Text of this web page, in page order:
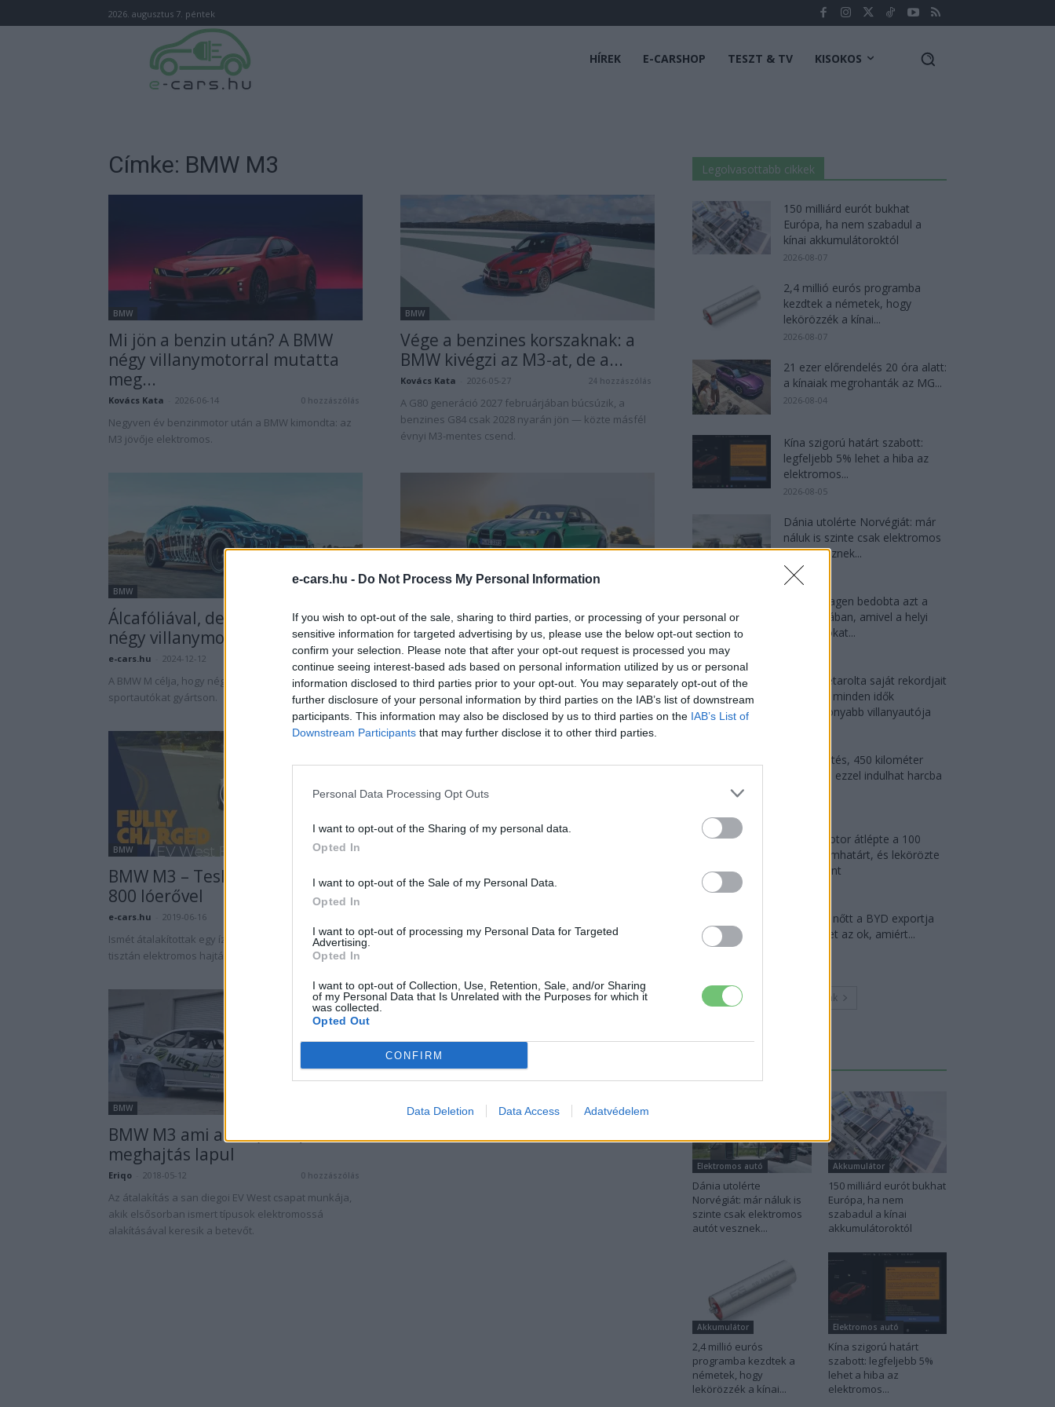
e-cars.hu - Do Not Process My Personal Information
If you wish to opt-out of the sale, sharing to third parties, or processing of your personal or
sensitive information for targeted advertising by us, please use the below opt-out section to
confirm your selection. Please note that after your opt-out request is processed you may
continue seeing interest-based ads based on personal information utilized by us or personal
information disclosed to third parties prior to your opt-out. You may separately opt-out of the
further disclosure of your personal information by third parties on the IAB’s list of downstream
participants. This information may also be disclosed by us to third parties on the IAB’s List of
Downstream Participants that may further disclose it to other third parties.
Personal Data Processing Opt Outs
I want to opt-out of the Sharing of my personal data.
Opted In
I want to opt-out of the Sale of my Personal Data.
Opted In
I want to opt-out of processing my Personal Data for Targeted
Advertising.
Opted In
I want to opt-out of Collection, Use, Retention, Sale, and/or Sharing
of my Personal Data that Is Unrelated with the Purposes for which it
was collected.
Opted Out
CONFIRM
Data Deletion Data Access Adatvédelem
2026. augusztus 7. péntek
HÍREK E-CARSHOP TESZT & TV KISOKOS
Címke: BMW M3
BMW
Mi jön a benzin után? A BMW
négy villanymotorral mutatta
meg...
Kovács Kata 2026-06-14 0 hozzászólás
Negyven év benzinmotor után a BMW kimondta: az
M3 jövője elektromos.
BMW
Vége a benzines korszaknak: a
BMW kivégzi az M3-at, de a...
Kovács Kata 2026-05-27 24 hozzászólás
A G80 generáció 2027 februárjában búcsúzik, a
benzines G84 csak 2028 nyarán jön — közte másfél
évnyi M3-mentes csend.
BMW
Álcafóliával, de megmutatták a
négy villanymotoros BMW M3-at
e-cars.hu 2024-12-12 1 hozzászólás
A BMW M célja, hogy négymotoros elektromos
sportautókat gyártson.
Négy villanymotorral érkezik a
tisztán elektromos BMW M3
Eriqo - 2023-09-14 10 hozzászólás
Állítólag brutális teljesítményre készülhet aki az
elektromos BMW M3 mellett dönt.
BMW
BMW M3 – Tesla motorokkal és
800 lóerővel
e-cars.hu 2019-06-16
Ismét átalakítottak egy ízig-vérig belsőégésű autót
tisztán elektromos hajtásúra.
A Tesla Model 3 legyőzte a BMW
Egyáltalán nem ért meglepetésként minket, hogy a
BMW
BMW M3 ami alatt (most) Tesla
meghajtás lapul
Eriqo 2018-05-12 0 hozzászólás
Az átalakítás a san diegoi EV West csapat munkája,
akik elsősorban ismert típusok elektromossá
alakításával keresik a betevőt.
Legolvasottabb cikkek
150 milliárd eurót bukhat
Európa, ha nem szabadul a
kínai akkumulátoroktól
2026-08-07
2,4 millió eurós programba
kezdtek a németek, hogy
lekörözzék a kínai...
2026-08-07
21 ezer előrendelés 20 óra alatt:
a kínaiak megrohanták az MG...
2026-08-04
Kína szigorú határt szabott:
legfeljebb 5% lehet a hiba az
elektromos...
2026-08-05
Dánia utolérte Norvégiát: már
náluk is szinte csak elektromos
autót vesznek...
2026-08-07
A Volkswagen bedobta azt a
lapot Kínában, amivel a helyi
EV-gyártókat...
Az Audi letarolta saját rekordjait
— készül minden idők
leghatékonyabb villanyautója
9 perc töltés, 450 kilométer
hatótáv – ezzel indulhat harcba
A Leapmotor átlépte a 100
ezres álomhatárt, és lekörözte
a Changant
124%-kal nőtt a BYD exportja
— ez lehet az ok, amiért...
Továbbiak
Elektromos autó
Dánia utolérte
Norvégiát: már náluk is
szinte csak elektromos
autót vesznek...
Akkumulátor
150 milliárd eurót bukhat
Európa, ha nem
szabadul a kínai
akkumulátoroktól
Akkumulátor
2,4 millió eurós
programba kezdtek a
németek, hogy
lekörözzék a kínai...
Elektromos autó
Kína szigorú határt
szabott: legfeljebb 5%
lehet a hiba az
elektromos...